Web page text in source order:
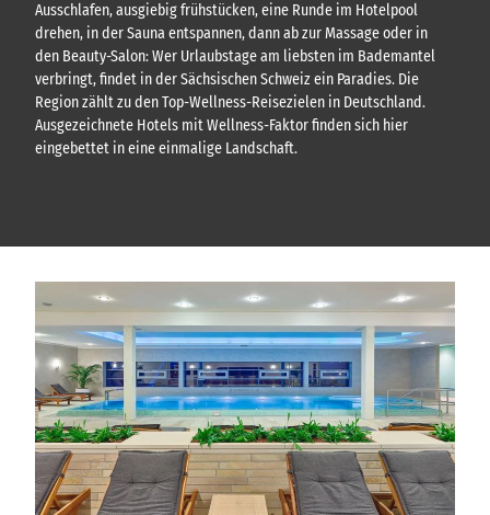
Ausschlafen, ausgiebig frühstücken, eine Runde im Hotelpool
drehen, in der Sauna entspannen, dann ab zur Massage oder in
den Beauty-Salon: Wer Urlaubstage am liebsten im Bademantel
verbringt, findet in der Sächsischen Schweiz ein Paradies. Die
Region zählt zu den Top-Wellness-Reisezielen in Deutschland.
Ausgezeichnete Hotels mit Wellness-Faktor finden sich hier
eingebettet in eine einmalige Landschaft.